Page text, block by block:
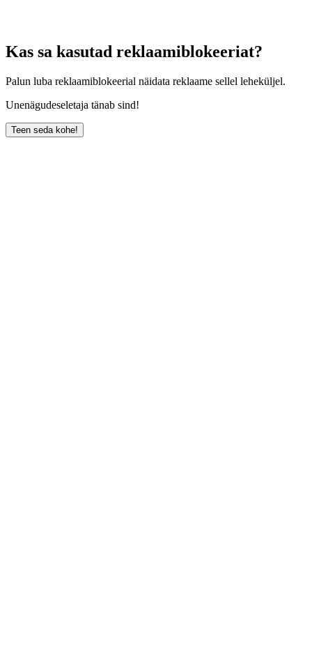
Kas sa kasutad reklaamiblokeeriat?
Palun luba reklaamiblokeerial näidata reklaame sellel leheküljel.
Unenägudeseletaja tänab sind!
Teen seda kohe!